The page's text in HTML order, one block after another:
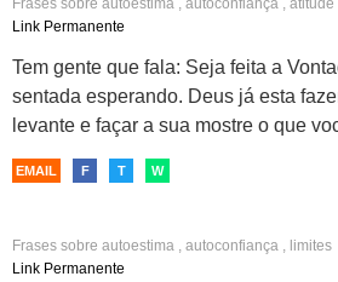
Frases sobre autoestima , autoconfiança , atitude
Link Permanente
Tem gente que fala: Seja feita a
sentada esperando. Deus já esta
levante e façar a sua mostre o que
EMAIL F T W
Frases sobre autoestima , autoconfiança , limites
Link Permanente